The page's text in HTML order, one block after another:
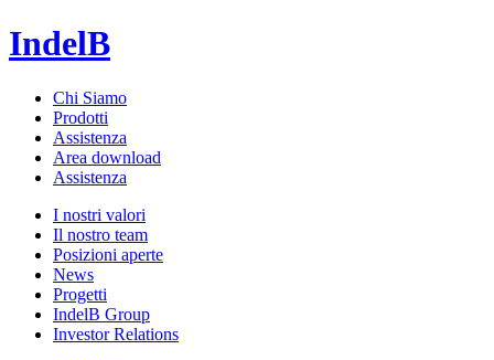
IndelB
Chi Siamo
Prodotti
Assistenza
Area download
Assistenza
I nostri valori
Il nostro team
Posizioni aperte
News
Progetti
IndelB Group
Investor Relations